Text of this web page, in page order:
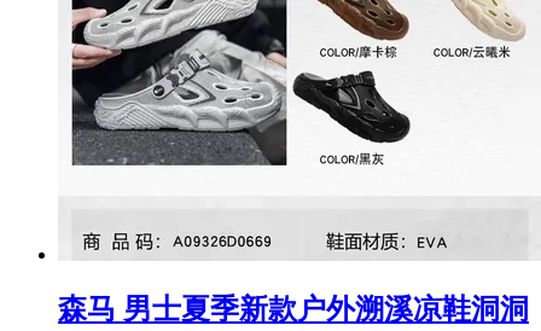
森马 男士夏季新款户外溯溪凉鞋洞洞